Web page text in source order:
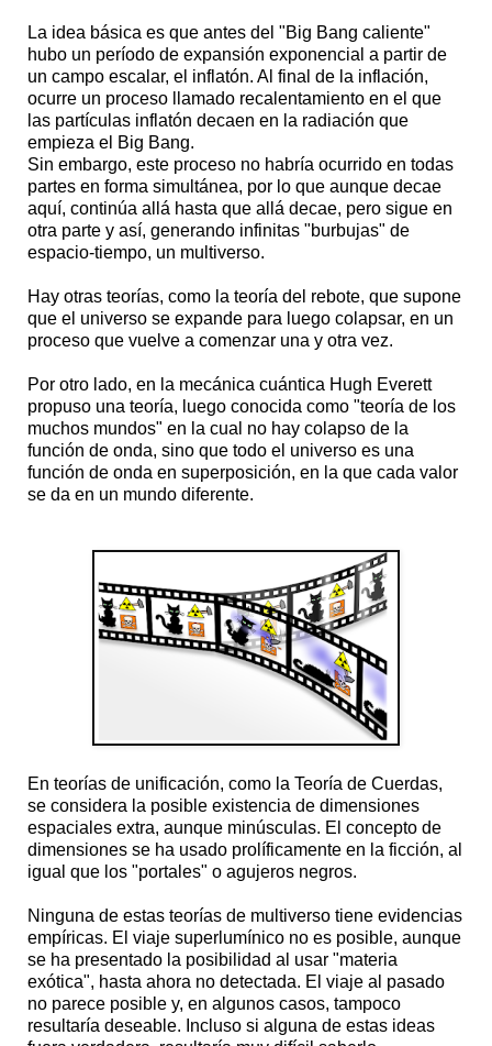
La idea básica es que antes del "Big Bang caliente"
hubo un período de expansión exponencial a partir de
un campo escalar, el inflatón. Al final de la inflación,
ocurre un proceso llamado recalentamiento en el que
las partículas inflatón decaen en la radiación que
empieza el Big Bang.
Sin embargo, este proceso no habría ocurrido en todas
partes en forma simultánea, por lo que aunque decae
aquí, continúa allá hasta que allá decae, pero sigue en
otra parte y así, generando infinitas "burbujas" de
espacio-tiempo, un multiverso.
Hay otras teorías, como la teoría del rebote, que supone
que el universo se expande para luego colapsar, en un
proceso que vuelve a comenzar una y otra vez.
Por otro lado, en la mecánica cuántica Hugh Everett
propuso una teoría, luego conocida como "teoría de los
muchos mundos" en la cual no hay colapso de la
función de onda, sino que todo el universo es una
función de onda en superposición, en la que cada valor
se da en un mundo diferente.
En teorías de unificación, como la Teoría de Cuerdas,
se considera la posible existencia de dimensiones
espaciales extra, aunque minúsculas. El concepto de
dimensiones se ha usado prolíficamente en la ficción, al
igual que los "portales" o agujeros negros.
Ninguna de estas teorías de multiverso tiene evidencias
empíricas. El viaje superlumínico no es posible, aunque
se ha presentado la posibilidad al usar "materia
exótica", hasta ahora no detectada. El viaje al pasado
no parece posible y, en algunos casos, tampoco
resultaría deseable. Incluso si alguna de estas ideas